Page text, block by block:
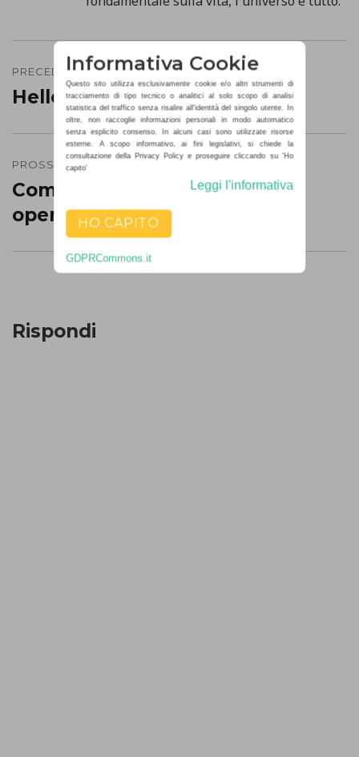
Navigazione
articoli
PRECEDENTE
Precedente
Hello world!
PROSSIMO
Prossimo
post:
Come identificare il sistema
operativo in Java
Rispondi
Informativa Cookie
Questo sito utilizza esclusivamente cookie e/o altri strumenti di
tracciamento di tipo tecnico o analitici al solo scopo di analisi
statistica del traffico senza risalire all'identità del singolo utente. In
oltre, non raccoglie informazioni personali in modo automatico
senza esplicito consenso. In alcuni casi sono utilizzate risorse
esterne. A scopo informativo, ai fini legislativi, si chiede la
consultazione della Privacy Policy e proseguire cliccando su 'Ho
capito'
Leggi l'informativa
HO CAPITO
GDPRCommons.it